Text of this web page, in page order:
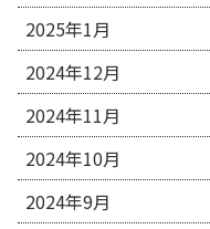
2025年1月
2024年12月
2024年11月
2024年10月
2024年9月